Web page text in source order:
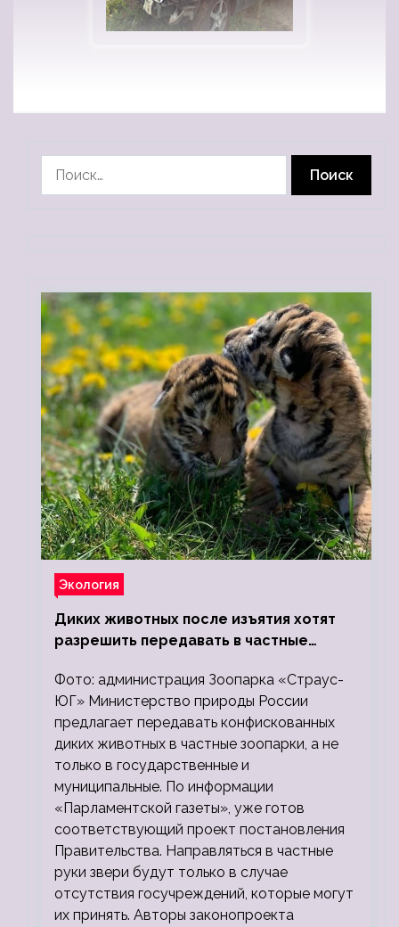
Экология
Диких животных после изъятия хотят
разрешить передавать в частные
Фото: администрация Зоопарка «Страус-
ЮГ» Министерство природы России
предлагает передавать конфискованных
диких животных в частные зоопарки, а не
только в государственные и
муниципальные. По информации
«Парламентской газеты», уже готов
соответствующий проект постановления
Правительства. Направляться в частные
руки звери будут только в случае
отсутствия госучреждений, которые могут
их принять. Авторы законопроекта